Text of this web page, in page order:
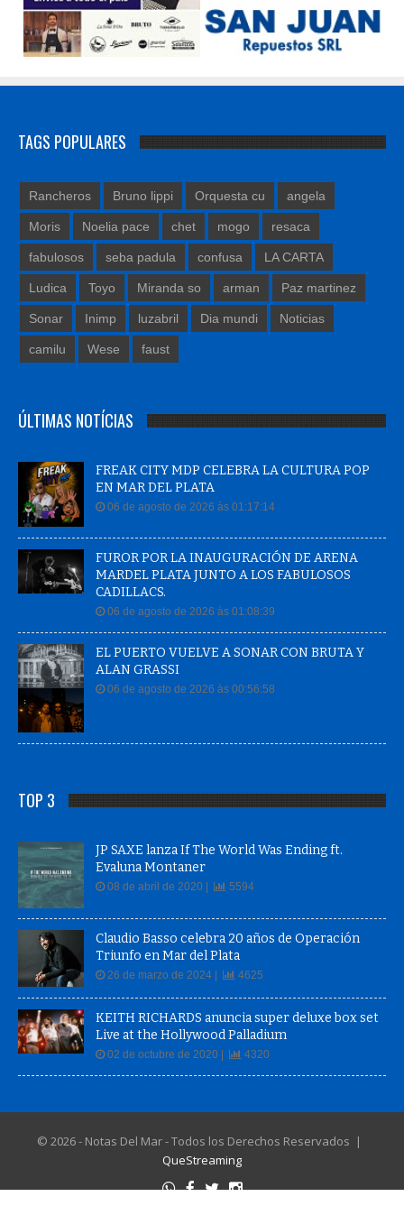
TAGS POPULARES
Rancheros Bruno lippi Orquesta cu angela
Moris Noelia pace chet mogo resaca
fabulosos seba padula confusa LA CARTA
Ludica Toyo Miranda so arman Paz martinez
Sonar Inimp luzabril Dia mundi Noticias
camilu Wese faust
ÚLTIMAS NOTÍCIAS
FREAK CITY MDP CELEBRA LA CULTURA POP
EN MAR DEL PLATA
06 de agosto de 2026 às 01:17:14
FUROR POR LA INAUGURACIÓN DE ARENA
MARDEL PLATA JUNTO A LOS FABULOSOS
CADILLACS.
06 de agosto de 2026 às 01:08:39
EL PUERTO VUELVE A SONAR CON BRUTA Y
ALAN GRASSI
06 de agosto de 2026 às 00:56:58
TOP 3
JP SAXE lanza If The World Was Ending ft.
Evaluna Montaner
08 de abril de 2020 | 5594
Claudio Basso celebra 20 años de Operación
Triunfo en Mar del Plata
26 de marzo de 2024 | 4625
KEITH RICHARDS anuncia super deluxe box set
Live at the Hollywood Palladium
02 de octubre de 2020 | 4320
© 2026 - Notas Del Mar - Todos los Derechos Reservados |
QueStreaming